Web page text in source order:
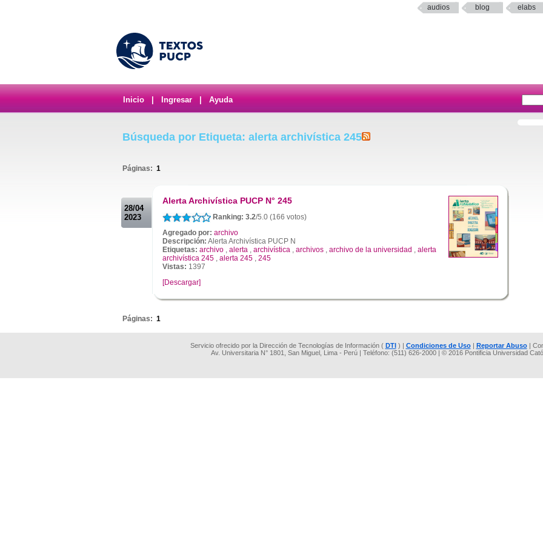
audios blog elabs
Inicio Ingresar Ayuda
Búsqueda por Etiqueta: alerta archivística 245
Páginas: 1
28/04
2023
Alerta Archivística PUCP N° 245
Ranking: 3.2/5.0 (166 votos)
Agregado por: archivo
Descripción: Alerta Archivística PUCP N
Etiquetas: archivo , alerta , archivística , archivos , archivo de la universidad , alerta
archivística 245 , alerta 245 , 245
Vistas: 1397
[Descargar]
Páginas: 1
Servicio ofrecido por la Dirección de Tecnologías de Información ( DTI) | Condiciones de Uso| Reportar Abuso|
Av. Universitaria N° 1801, San Miguel, Lima - Perú | Teléfono: (511) 626-2000 | © 2016 Pontificia Universidad